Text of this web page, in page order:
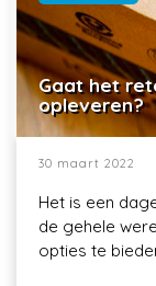
Gaat het
opleveren?
30 maart 2022
Het is een
de gehele
opties te